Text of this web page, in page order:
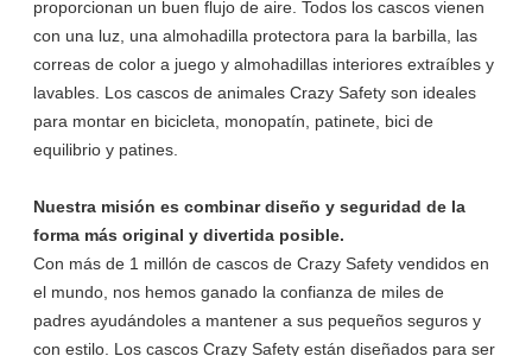
proporcionan un buen flujo de aire. Todos los cascos vienen
con una luz, una almohadilla protectora para la barbilla, las
correas de color a juego y almohadillas interiores extraíbles y
lavables. Los cascos de animales Crazy Safety son ideales
para montar en bicicleta, monopatín, patinete, bici de
equilibrio y patines.
Nuestra misión es combinar diseño y seguridad de la
forma más original y divertida posible.
Con más de 1 millón de cascos de Crazy Safety vendidos en
el mundo, nos hemos ganado la confianza de miles de
padres ayudándoles a mantener a sus pequeños seguros y
con estilo. Los cascos Crazy Safety están diseñados para ser